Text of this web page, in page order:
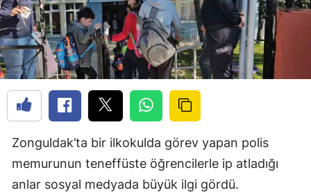
Zonguldak’ta bir ilkokulda görev yapan polis
memurunun teneffüste öğrencilerle ip atladığı
anlar sosyal medyada büyük ilgi gördü.